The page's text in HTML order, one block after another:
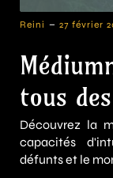
Reini - 27 février
tous
Découvrez la
capacités
défunts et le